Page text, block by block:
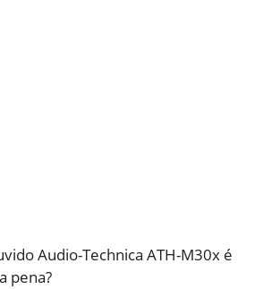
Audio-Technica ATH-M30x é
pena?